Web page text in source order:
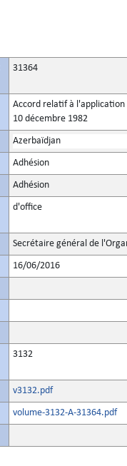
31364
Accord relatif à l'application
10 décembre 1982
Azerbaïdjan
Adhésion
Adhésion
d'office
Secrétaire général de
16/06/2016
3132
v3132.pdf
volume-3132-A-31364.pdf